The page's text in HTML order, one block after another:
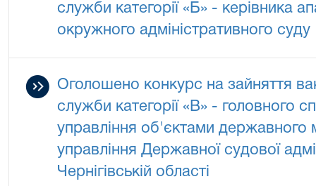
служби категорії «Б» - керівника
окружного адміністративного суду
Оголошено конкурс на зайняття
служби категорії «В» - головного
управління об'єктами державного
управління Державної судової
Чернігівській області